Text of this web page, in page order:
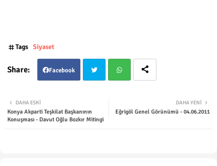
Tags Siyaset
Facebook
ter tsap
DAHA YENI
Eğrigöl Genel Görünümü - 04.06.2011
DAHA ESKI
Konya Akparti Teşkilat Başkanının
Konuşması - Davut Oğlu Bozkır Mitingi